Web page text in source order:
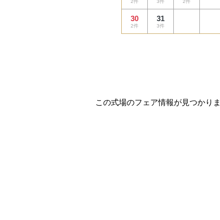
2件 3件 2件
30
2件
31
3件
この式場のフェア情報が見つかり